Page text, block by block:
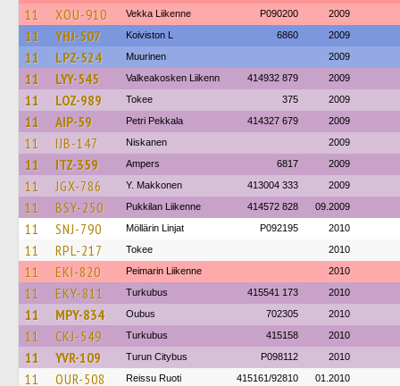
11 XOU-910 Vekka Liikenne P090200 2009
11 YHJ-507 Koiviston L 6860 2009
11 LPZ-524 Muurinen 2009
11 LYY-545 Valkeakosken Liikenn 414932 879 2009
11 LOZ-989 Tokee 375 2009
11 AIP-59 Petri Pekkala 414327 679 2009
11 IJB-147 Niskanen 2009
11 ITZ-359 Ampers 6817 2009
11 JGX-786 Y. Makkonen 413004 333 2009
11 BSY-250 Pukkilan Liikenne 414572 828 09.2009
11 SNJ-790 Möllärin Linjat P092195 2010
11 RPL-217 Tokee 2010
11 EKI-820 Peimarin Liikenne 2010
11 EKY-811 Turkubus 415541 173 2010
11 MPY-834 Oubus 702305 2010
11 CKJ-549 Turkubus 415158 2010
11 YVR-109 Turun Citybus P098112 2010
11 OUR-508 Reissu Ruoti 415161/92810 01.2010